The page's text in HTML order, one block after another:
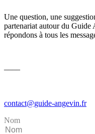
Une question, une
partenariat autour du Guide
répondons à tous les
––––
contact@guide-angevin.fr
Nom